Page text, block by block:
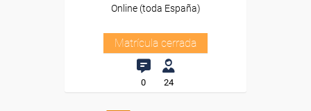
Online (toda España)
Matrícula cerrada
0 24